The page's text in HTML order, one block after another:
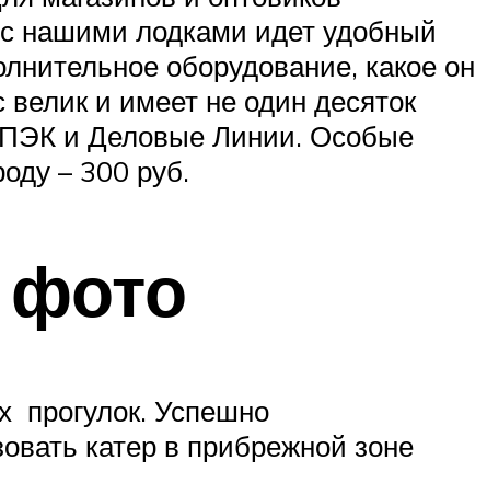
нашими лодками идет удобный
оборудование, какое он
велик и имеет не один десяток
ПЭК и Деловые Линии. Особые
– 300 руб.
фото
прогулок. Успешно
катер в прибрежной зоне